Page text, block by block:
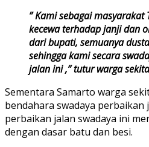
” Kami sebagai masyarakat
kecewa terhadap janji dan
dari bupati, semuanya
sehingga kami secara
jalan ini ,” tutur warga
Sementara Samarto warga
bendahara swadaya perbaikan
perbaikan jalan swadaya ini
dengan dasar batu dan besi.